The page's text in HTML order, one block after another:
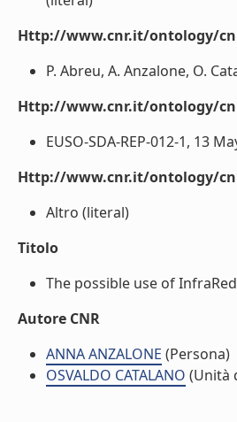
Http://www.cnr.it/ontology/
P. Abreu, A. Anzalone, O.
Http://www.cnr.it/ontology/
EUSO-SDA-REP-012-1, 13
Http://www.cnr.it/ontology/
Altro (literal)
Titolo
The possible use of
Autore CNR
ANNA ANZALONE (Persona)
OSVALDO CATALANO (Unità